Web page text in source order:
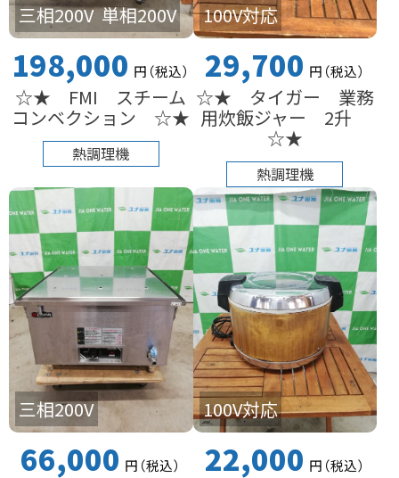
単相200V
三相200V
198,000 円（税込）
☆★ FMI スチーム
コンベクション ☆★
熱調理機
100V対応
29,700 円（税込）
☆★ タイガー 業務
用炊飯ジャー 2升
☆★
熱調理機
三相200V
66,000 円（税込）
100V対応
22,000 円（税込）